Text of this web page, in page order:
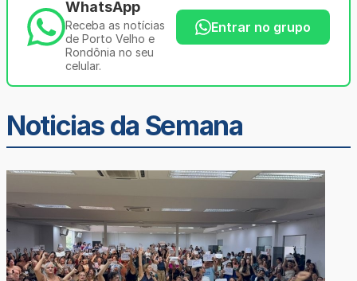
WhatsApp
Receba as notícias
de Porto Velho e
Rondônia no seu
celular.
Entrar no grupo
Noticias da Semana